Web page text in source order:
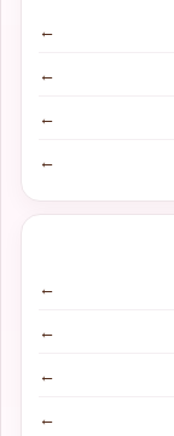
←
←
←
←
←
←
←
←